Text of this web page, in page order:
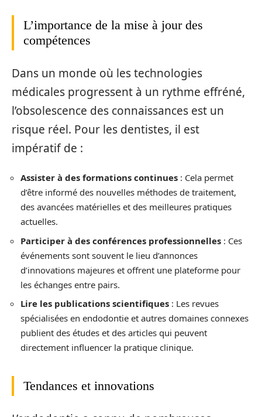
L’importance de la mise à jour des
compétences
Dans un monde où les technologies
médicales progressent à un rythme effréné,
l’obsolescence des connaissances est un
risque réel. Pour les dentistes, il est
impératif de :
Assister à des formations continues : Cela permet
d’être informé des nouvelles méthodes de traitement,
des avancées matérielles et des meilleures pratiques
actuelles.
Participer à des conférences professionnelles : Ces
événements sont souvent le lieu d’annonces
d’innovations majeures et offrent une plateforme pour
les échanges entre pairs.
Lire les publications scientifiques : Les revues
spécialisées en endodontie et autres domaines connexes
publient des études et des articles qui peuvent
directement influencer la pratique clinique.
Tendances et innovations